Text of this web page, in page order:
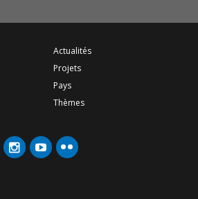
Actualités
Projets
Pays
Thèmes